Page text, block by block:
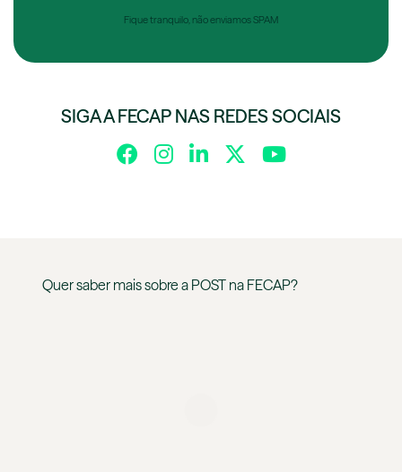
Fique tranquilo, não enviamos SPAM
SIGA A FECAP NAS REDES SOCIAIS
Quer saber mais sobre a POST na FECAP?